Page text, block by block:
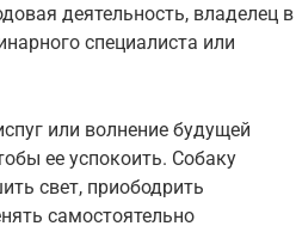
деятельность, владелец в
специалиста или
или волнение будущей
ее успокоить. Собаку
свет, приободрить
самостоятельно